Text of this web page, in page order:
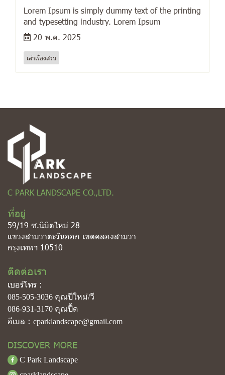
Lorem Ipsum is simply dummy text of the printing
and typesetting industry. Lorem Ipsum
20 พ.ค. 2025
เล่าเรื่องสวน
C PARK LANDSCAPE CO.,LTD.
ที่อยู่
59/19 ซ.นิมิตใหม่ 28
แขวงสามวาตะวันออก เขตคลองสามวา
กรุงเทพฯ 10510
ติดต่อเรา
เบอร์โทร :
085-505-3036 คุณปีใหม่/วี
086-931-3170 คุณปื้ด
อีเมล : cparklandscape@gmail.com
DISCOVER MORE
C Park Landscape